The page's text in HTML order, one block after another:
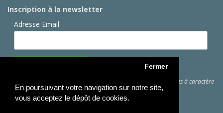
En poursuivant votre navigation sur notre site,
vous acceptez le dépôt de cookies.
Fermer
Inscription à la newsletter
Adresse Email
pour des informations sur les traitements de données à caractère
personnel